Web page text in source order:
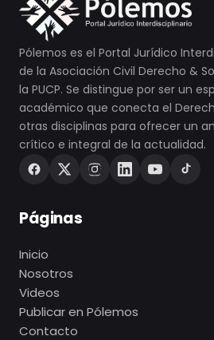
Pólemos es el Portal Jurídico
de la Asociación Civil Derecho &
la PUCP. Se distingue por ser un
académico que conecta el
otras disciplinas para ofrecer un
crítico e integral de la actualidad.
Páginas
Inicio
Nosotros
Videos
Publicar en Pólemos
Contacto